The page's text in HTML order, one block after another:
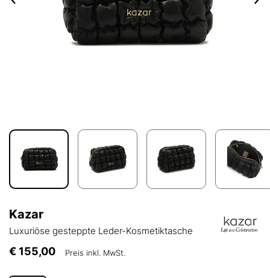
Kazar
Luxuriöse gesteppte Leder-Kosmetiktasche
€ 155,00 Preis inkl. MwSt.